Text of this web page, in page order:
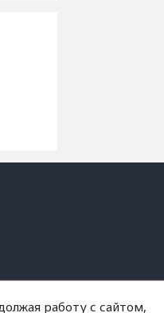
работу с сайтом,